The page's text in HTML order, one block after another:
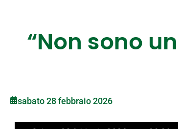
“Non sono
sabato 28 febbraio 2026